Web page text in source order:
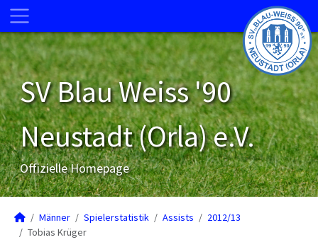
SV Blau Weiss '90
Neustadt (Orla) e.V.
Offizielle Homepage
Männer Spielerstatistik Assists
2012/13
Tobias Krüger